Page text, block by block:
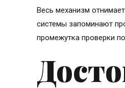
Весь механизм
системы запоминают
промежутка проверки